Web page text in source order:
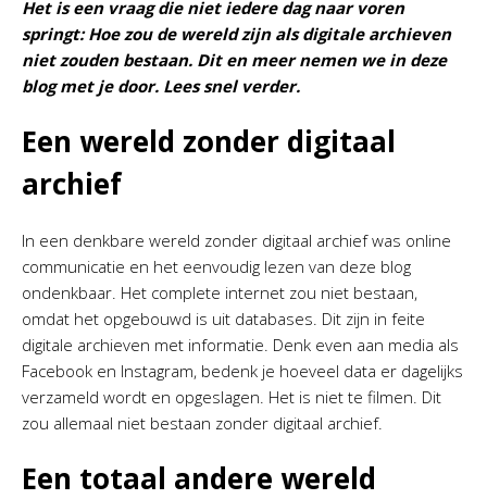
Het is een vraag die niet iedere dag naar voren
springt: Hoe zou de wereld zijn als digitale archieven
niet zouden bestaan. Dit en meer nemen we in deze
blog met je door. Lees snel verder.
Een wereld zonder digitaal
archief
In een denkbare wereld zonder digitaal archief was online
communicatie en het eenvoudig lezen van deze blog
ondenkbaar. Het complete internet zou niet bestaan,
omdat het opgebouwd is uit databases. Dit zijn in feite
digitale archieven met informatie. Denk even aan media als
Facebook en Instagram, bedenk je hoeveel data er dagelijks
verzameld wordt en opgeslagen. Het is niet te filmen. Dit
zou allemaal niet bestaan zonder digitaal archief.
Een totaal andere wereld